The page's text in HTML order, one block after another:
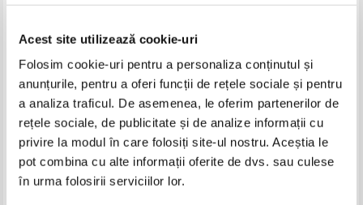
Acest site utilizează cookie-uri
Folosim cookie-uri pentru a personaliza conținutul și
anunțurile, pentru a oferi funcții de rețele sociale și pentru
a analiza traficul. De asemenea, le oferim partenerilor de
rețele sociale, de publicitate și de analize informații cu
privire la modul în care folosiți site-ul nostru. Aceștia le
pot combina cu alte informații oferite de dvs. sau culese
în urma folosirii serviciilor lor.
Theodor Constantin - Magdalena
de la miezul noptii
Ion Ochinciuc - Eroul necunoscut